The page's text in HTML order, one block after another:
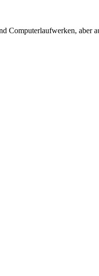
Computerlaufwerken, aber